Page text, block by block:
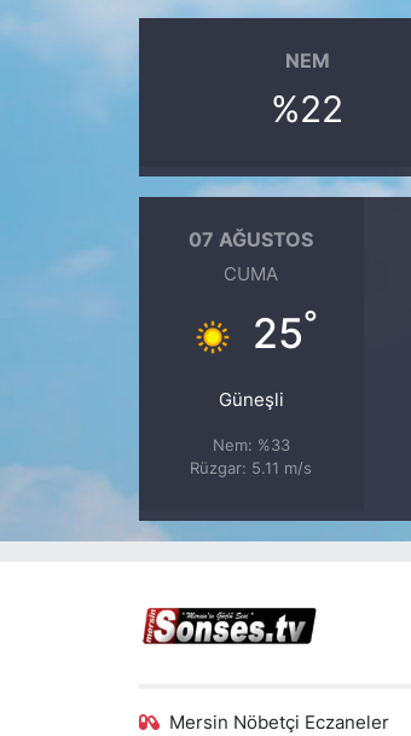
NEM
%22
07 AĞUSTOS
CUMA
25°
Güneşli
Nem: %33
Rüzgar: 5.11 m/s
Mersin Nöbetçi Eczaneler